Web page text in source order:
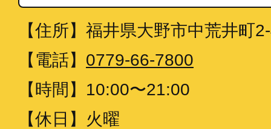
【住所】 福井県大野市中荒井町
【電話】 0779-66-7800
【時間】 10:00〜21:00
【休日】 火曜